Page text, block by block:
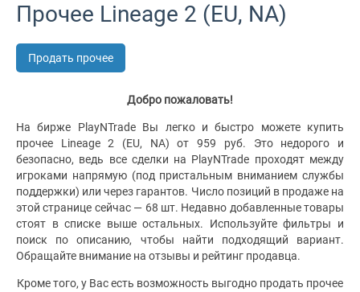
Прочее Lineage 2 (EU, NA)
Продать прочее
Добро пожаловать!
На бирже PlayNTrade Вы легко и быстро можете купить
прочее Lineage 2 (EU, NA) от 959 руб. Это недорого и
безопасно, ведь все сделки на PlayNTrade проходят между
игроками напрямую (под пристальным вниманием службы
поддержки) или через гарантов. Число позиций в продаже на
этой странице сейчас — 68 шт. Недавно добавленные товары
стоят в списке выше остальных. Используйте фильтры и
поиск по описанию, чтобы найти подходящий вариант.
Обращайте внимание на отзывы и рейтинг продавца.
Кроме того, у Вас есть возможность выгодно продать прочее